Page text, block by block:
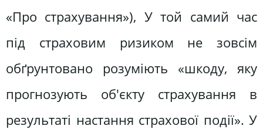
«Про страхування»), У той самий час
під страховим ризиком не зовсім
обґрунтовано розуміють «шкоду, яку
прогнозують об'єкту страхування в
результаті настання страхової події». У